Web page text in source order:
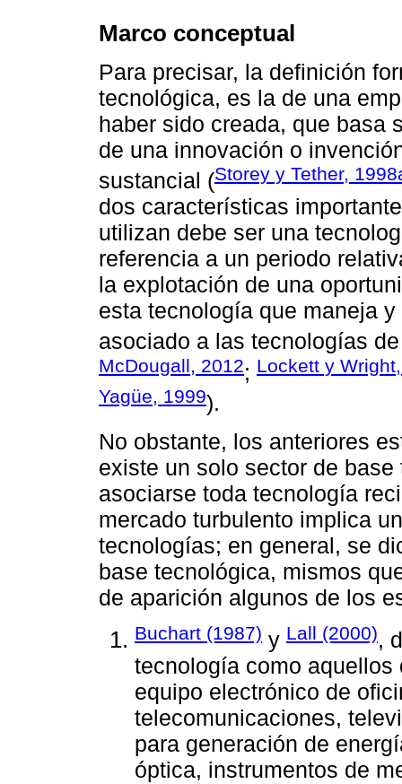
Marco conceptual
Para precisar, la definición
tecnológica, es la de una
haber sido creada, que basa
de una innovación o
sustancial (Storey y Tether,
dos características
utilizan debe ser una
referencia a un periodo
la explotación de una
esta tecnología que maneja
asociado a las tecnologías
McDougall, 2012; Lockett y
Yagüe, 1999).
No obstante, los anteriores
existe un solo sector de
asociarse toda tecnología
mercado turbulento implica
tecnologías; en general, se
base tecnológica, mismos
de aparición algunos de los
Buchart (1987) y Lall (2000),
tecnología como
equipo electrónico de
telecomunicaciones,
para generación de
óptica, instrumentos de